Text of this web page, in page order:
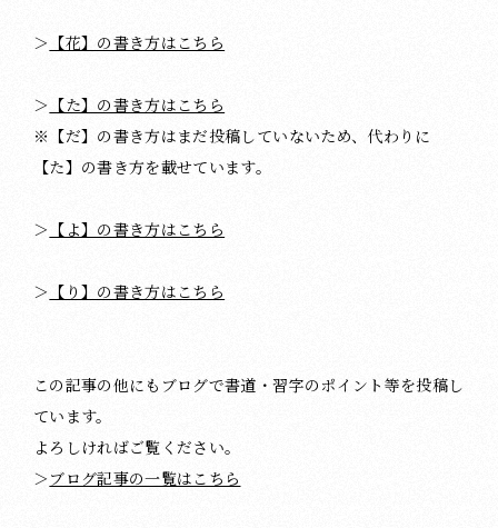
＞ 【花】の書き方はこちら
＞ 【た】の書き方はこちら
※【だ】の書き方はまだ投稿していないため、代わりに
【た】の書き方を載せています。
＞ 【よ】の書き方はこちら
＞ 【り】の書き方はこちら
この記事の他にもブログで書道・習字のポイント等を投稿し
ています。
よろしければご覧ください。
＞ ブログ記事の一覧はこちら